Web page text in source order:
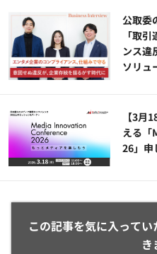
公​​取委
「取
ンス違
ソリュ
【3月
える
26」申
この記事を気に入って
き